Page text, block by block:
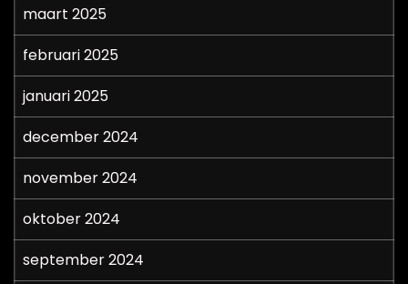
maart 2025
februari 2025
januari 2025
december 2024
november 2024
oktober 2024
september 2024